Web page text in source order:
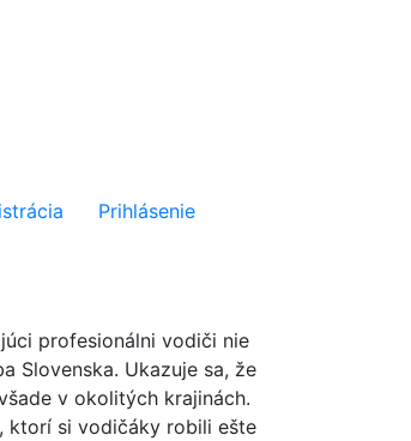
Prihlásenie
profesionálni vodiči nie
Slovenska. Ukazuje sa, že
v okolitých krajinách.
ktorí si vodičáky robili ešte